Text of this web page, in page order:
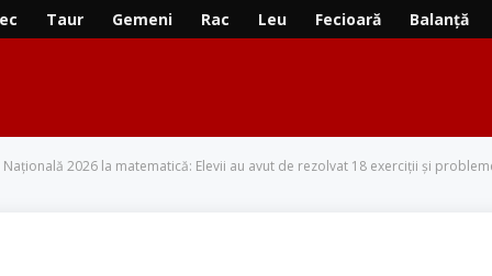
Taur Gemeni Rac Leu Fecioară Balanță
Națională 2026 la matematică: Elevii au avut de rezolvat 18 exerciții și